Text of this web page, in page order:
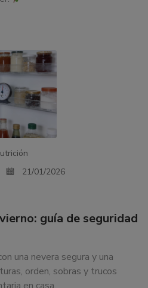
21/01/2026
guía de seguridad
una nevera segura y una
orden, sobras y trucos